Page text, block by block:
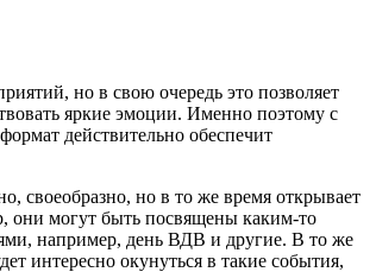
но в свою очередь это позволяет
яркие эмоции. Именно поэтому с
действительно обеспечит
своеобразно, но в то же время открывает
они могут быть посвящены каким-то
например, день ВДВ и другие. В то же
интересно окунуться в такие события,